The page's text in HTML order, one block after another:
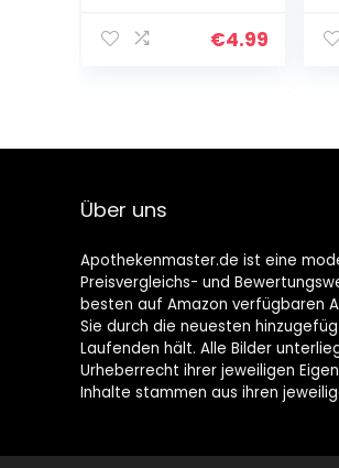
allergischen €4.99
Über uns
Apothekenmaster.de ist eine
Preisvergleichs- und
besten auf Amazon verfügbaren
Sie durch die neuesten
Laufenden hält. Alle Bilder
Urheberrecht ihrer jeweiligen
Inhalte stammen aus ihren